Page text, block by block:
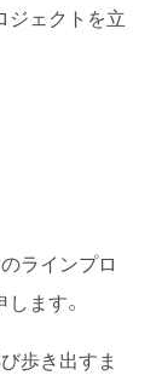
ジェクトを立
ラインプロ
ます。
歩き出すま